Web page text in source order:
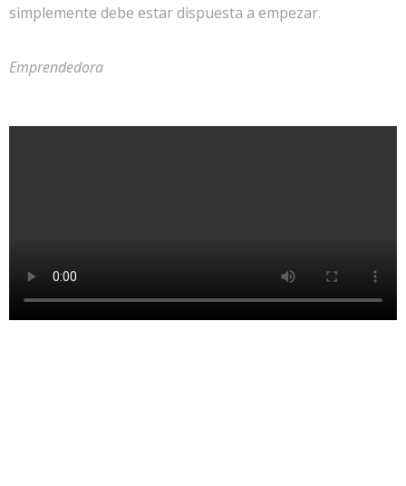
simplemente debe estar dispuesta a empezar.
Emprendedora